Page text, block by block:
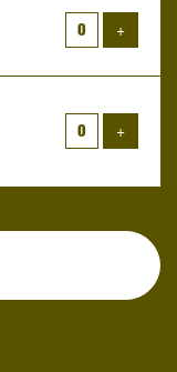
+Voeg
+Voeg